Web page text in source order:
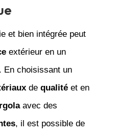
et bien intégrée peut
extérieur en un
En choisissant un
de qualitéet en
avec des
, il est possible de